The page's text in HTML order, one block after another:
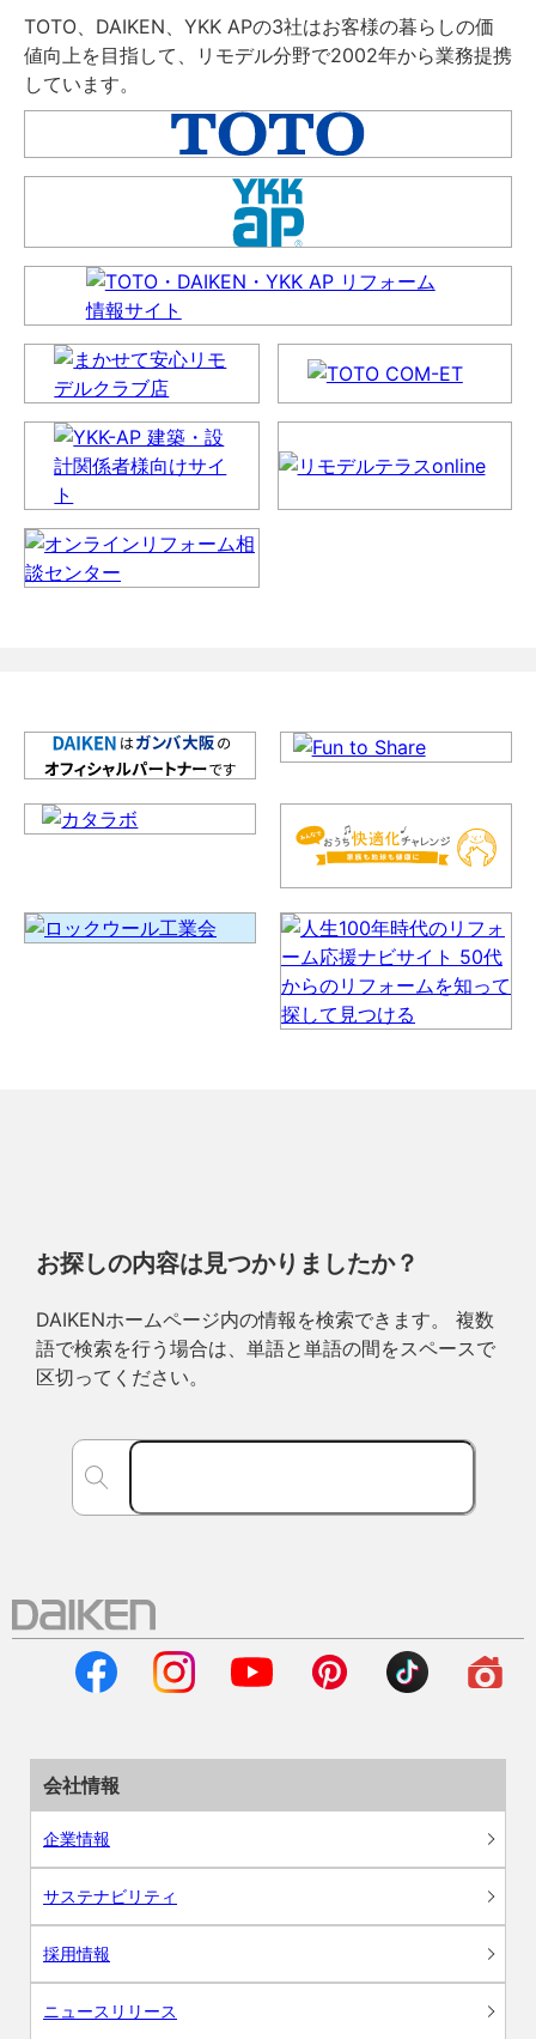
TOTO、DAIKEN、YKK APの3社はお客様の暮らしの価
値向上を目指して、リモデル分野で2002年から業務提携
しています。
お探しの内容は見つかりましたか？
DAIKENホームページ内の情報を検索できます。 複数
語で検索を行う場合は、単語と単語の間をスペースで
区切ってください。
会社情報
企業情報
サステナビリティ
採用情報
ニュースリリース